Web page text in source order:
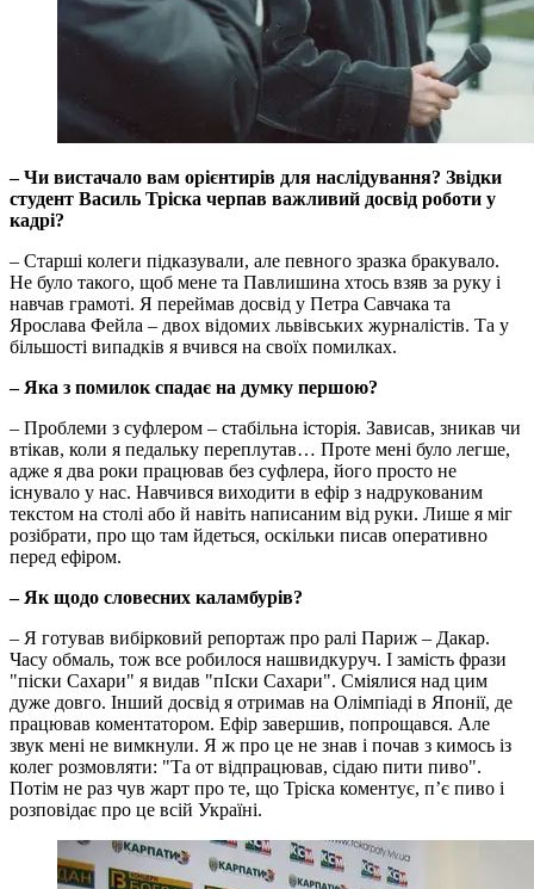
– Чи вистачало вам орієнтирів для наслідування? Звідки
студент Василь Тріска черпав важливий досвід роботи у
кадрі?
– Старші колеги підказували, але певного зразка бракувало.
Не було такого, щоб мене та Павлишина хтось взяв за руку і
навчав грамоті. Я переймав досвід у Петра Савчака та
Ярослава Фейла – двох відомих львівських журналістів. Та у
більшості випадків я вчився на своїх помилках.
– Яка з помилок спадає на думку першою?
– Проблеми з суфлером – стабільна історія. Зависав, зникав чи
втікав, коли я педальку переплутав… Проте мені було легше,
адже я два роки працював без суфлера, його просто не
існувало у нас. Навчився виходити в ефір з надрукованим
текстом на столі або й навіть написаним від руки. Лише я міг
розібрати, про що там йдеться, оскільки писав оперативно
перед ефіром.
– Як щодо словесних каламбурів?
– Я готував вибірковий репортаж про ралі Париж – Дакар.
Часу обмаль, тож все робилося нашвидкуруч. І замість фрази
"піски Сахари" я видав "пІски Сахари". Сміялися над цим
дуже довго. Інший досвід я отримав на Олімпіаді в Японії, де
працював коментатором. Ефір завершив, попрощався. Але
звук мені не вимкнули. Я ж про це не знав і почав з кимось із
колег розмовляти: "Та от відпрацював, сідаю пити пиво".
Потім не раз чув жарт про те, що Тріска коментує, п’є пиво і
розповідає про це всій Україні.